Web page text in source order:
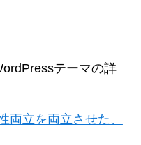
テーマの詳
両立を両立させた、